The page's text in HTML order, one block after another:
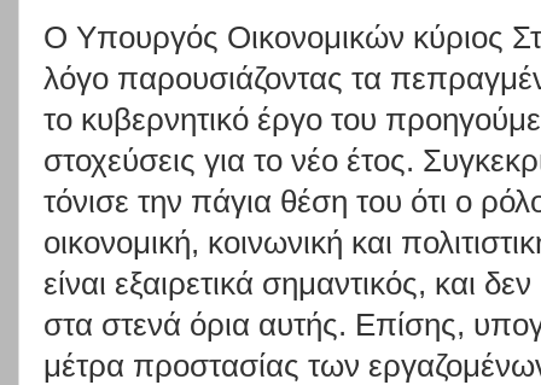
Ο Υπουργός Οικονομικών κύριος
λόγο παρουσιάζοντας τα
το κυβερνητικό έργο του
στοχεύσεις για το νέο έτος.
τόνισε την πάγια θέση του ότι ο
οικονομική, κοινωνική και
είναι εξαιρετικά σημαντικός, και
στα στενά όρια αυτής. Επίσης,
μέτρα προστασίας των